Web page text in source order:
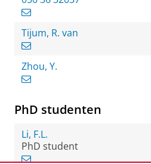
Tijum, R. van
Zhou, Y.
PhD studenten
Li, F.L.
PhD student